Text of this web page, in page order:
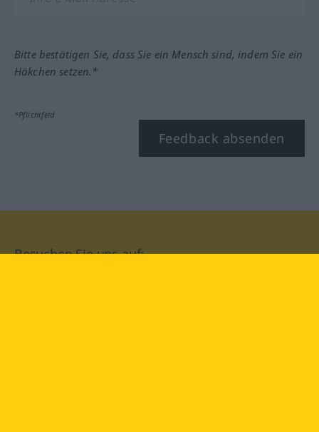
Bitte bestätigen Sie, dass Sie ein Mensch sind, indem Sie ein
Häkchen setzen.*
*Pflichtfeld
Feedback absenden
Besuchen Sie uns auf: